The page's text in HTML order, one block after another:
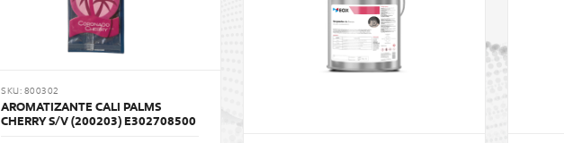
SKU: 800302
AROMATIZANTE CALI PALMS
CHERRY S/V (200203) E302708500